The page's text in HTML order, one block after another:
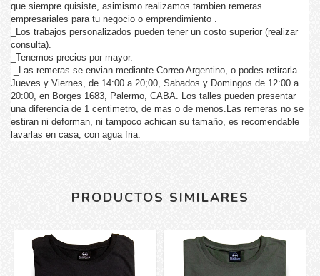
que siempre quisiste, asimismo realizamos tambien remeras
empresariales para tu negocio o emprendimiento .
_Los trabajos personalizados pueden tener un costo superior (realizar
consulta).
_Tenemos precios por mayor.
_Las remeras se envian mediante Correo Argentino, o podes retirarla
Jueves y Viernes, de 14:00 a 20;00, Sabados y Domingos de 12:00 a
20:00, en Borges 1683, Palermo, CABA. Los talles pueden presentar
una diferencia de 1 centimetro, de mas o de menos.Las remeras no se
estiran ni deforman, ni tampoco achican su tamaño, es recomendable
lavarlas en casa, con agua fria.
PRODUCTOS SIMILARES